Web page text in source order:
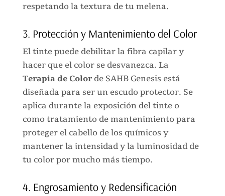
respetando la textura de tu melena.
3. Protección y Mantenimiento del Color
El tinte puede debilitar la fibra capilar y
hacer que el color se desvanezca. La
Terapia de Colorde SAHB Genesis está
diseñada para ser un escudo protector. Se
aplica durante la exposición del tinte o
como tratamiento de mantenimiento para
proteger el cabello de los químicos y
mantener la intensidad y la luminosidad de
tu color por mucho más tiempo.
4. Engrosamiento y Redensificación